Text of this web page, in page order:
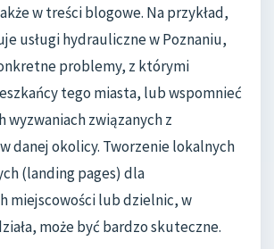
w treści blogowe. Na przykład,
usługi hydrauliczne w Poznaniu,
problemy, z którymi
tego miasta, lub wspomnieć
wyzwaniach związanych z
danej okolicy. Tworzenie lokalnych
(landing pages) dla
miejscowości lub dzielnic, w
może być bardzo skuteczne.